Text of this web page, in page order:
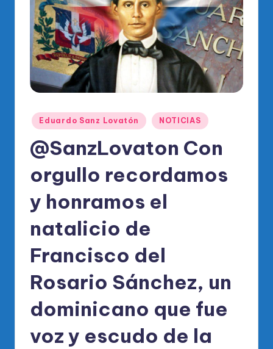
di
o
O
ci
al
el
P
R
Publicado
en
Eduardo Sanz Lovatón NOTICIAS
@SanzLovaton Con
orgullo recordamos
y honramos el
natalicio de
Francisco del
Rosario Sánchez, un
dominicano que fue
voz y escudo de la